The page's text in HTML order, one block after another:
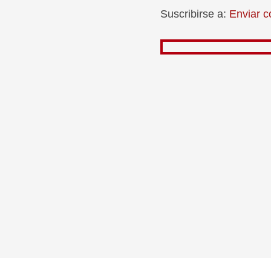
Suscribirse a: Enviar